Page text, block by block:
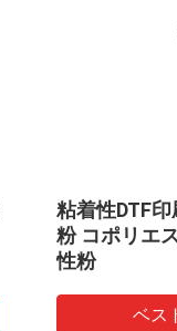
粘着性DTF
粉 コポリエ
性粉
ベス